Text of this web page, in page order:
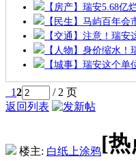
【房产】瑞安5.68亿
【民生】马屿百年会
【交通】注意！瑞安
【人物】身价缩水！
【城事】瑞安这个单
12
/ 2 页
返回列表
楼主: 白纸上涂鸦[热